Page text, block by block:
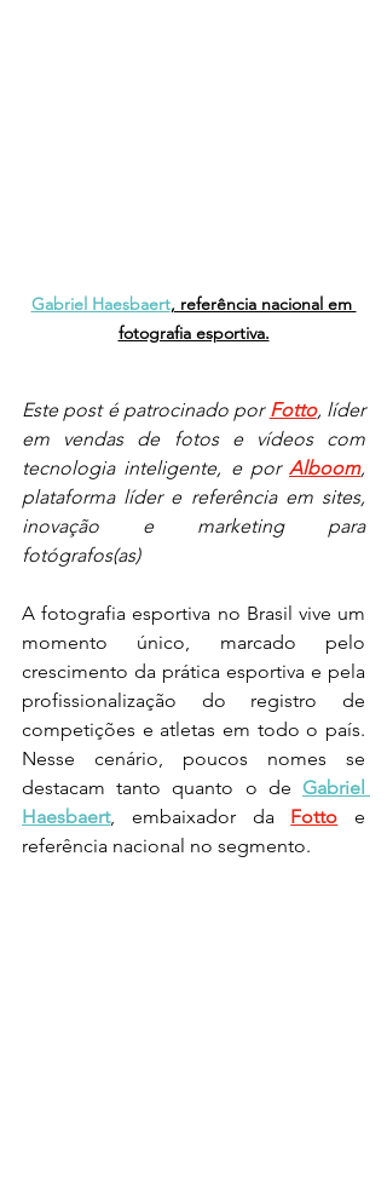
Gabriel Haesbaert, referência nacional em
fotografia esportiva.
Este post é patrocinado por Fotto, líder
em vendas de fotos e vídeos com
tecnologia inteligente, e por Alboom,
plataforma líder e referência em sites,
inovação e marketing para
fotógrafos(as)
A fotografia esportiva no Brasil vive um
momento único, marcado pelo
crescimento da prática esportiva e pela
profissionalização do registro de
competições e atletas em todo o país.
Nesse cenário, poucos nomes se
destacam tanto quanto o de Gabriel
Haesbaert, embaixador da Fotto e
referência nacional no segmento.